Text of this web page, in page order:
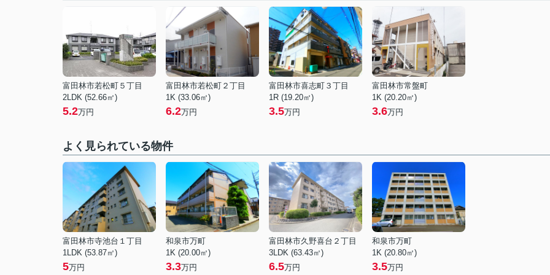
富田林市若松町５丁目
2LDK (52.66㎡)
5.2万円
富田林市若松町２丁目
1K (33.06㎡)
6.2万円
富田林市喜志町３丁目
1R (19.20㎡)
3.5万円
富田林市常盤町
1K (20.20㎡)
3.6万円
よく見られている物件
富田林市寺池台１丁目
1LDK (53.87㎡)
5万円
和泉市万町
1K (20.00㎡)
3.3万円
富田林市久野喜台２丁目
3LDK (63.43㎡)
6.5万円
和泉市万町
1K (20.80㎡)
3.5万円